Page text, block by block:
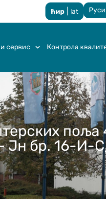
ћир| lat
сервис Контрола
поља
Јн бр. 16-